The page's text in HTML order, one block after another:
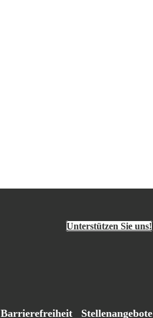
Unterstützen Sie uns!
Barrierefreiheit Stellenangebote